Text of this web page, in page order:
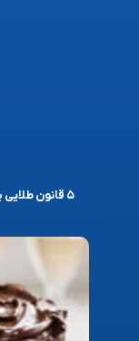
۵ قانون طلایی برای داشتن کودک خوش غذا و خوش اشتها